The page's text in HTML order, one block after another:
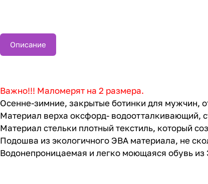
Описание
Важно!!! Маломерят на 2 размера.
Осенне-зимние, закрытые ботинки для мужчин,
Материал верха оксфорд- водоотталкивающий,
Материал стельки плотный текстиль, который
Подошва из экологичного ЭВА материала, не
Водонепроницаемая и легко моющаяся обувь